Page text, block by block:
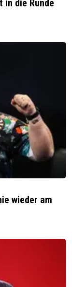
in die Runde
wieder am